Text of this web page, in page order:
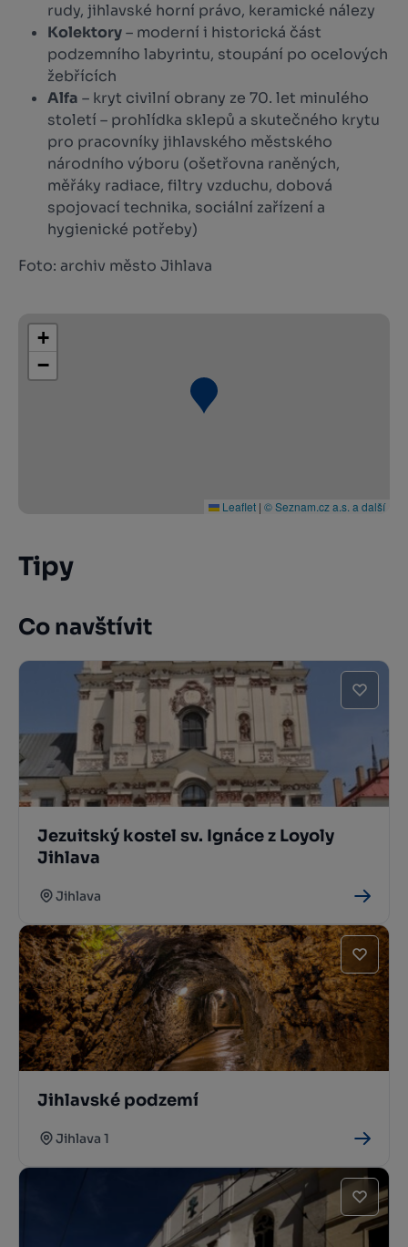
rudy, jihlavské horní právo, keramické nálezy
Kolektory– moderní i historická část
podzemního labyrintu, stoupání po ocelových
žebřících
Alfa – kryt civilní obrany ze 70. let minulého
století – prohlídka sklepů a skutečného krytu
pro pracovníky jihlavského městského
národního výboru (ošetřovna raněných,
měřáky radiace, filtry vzduchu, dobová
spojovací technika, sociální zařízení a
hygienické potřeby)
Foto: archiv město Jihlava
+
−
Leaflet | © Seznam.cz a.s. a další
Tipy
Co navštívit
Jezuitský kostel sv. Ignáce z Loyoly
Jihlava
Jihlava
Jihlavské podzemí
Jihlava 1